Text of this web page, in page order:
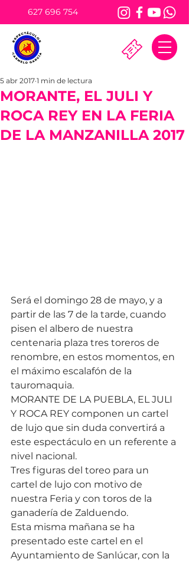
627 696 754
MORANTE, EL JULI Y
ROCA REY EN LA FERIA
DE LA MANZANILLA 2017
5 abr 2017 1 min de lectura
Será el domingo 28 de mayo, y a
partir de las 7 de la tarde, cuando
pisen el albero de nuestra
centenaria plaza tres toreros de
renombre, en estos momentos, en
el máximo escalafón de la
tauromaquia.
MORANTE DE LA PUEBLA, EL JULI
Y ROCA REY componen un cartel
de lujo que sin duda convertirá a
este espectáculo en un referente a
nivel nacional.
Tres figuras del toreo para un
cartel de lujo con motivo de
nuestra Feria y con toros de la
ganadería de Zalduendo.
Esta misma mañana se ha
presentado este cartel en el
Ayuntamiento de Sanlúcar, con la